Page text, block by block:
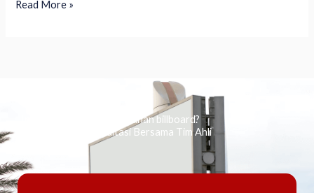
Read More »
Ingin tahu tentang periklanan billboard?
Kami Berikan Konsultasi Bersama Tim Ahli